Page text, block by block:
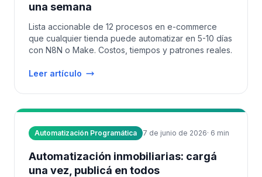
una semana
Lista accionable de 12 procesos en e-commerce
que cualquier tienda puede automatizar en 5-10 días
con N8N o Make. Costos, tiempos y patrones reales.
Leer artículo
Automatización Programática 7 de junio de 2026· 6 min
Automatización inmobiliarias: cargá
una vez, publicá en todos